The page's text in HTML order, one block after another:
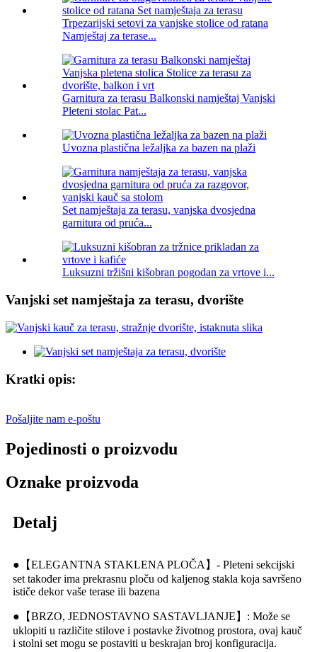
Trpezarijski setovi za vanjske stolice od ratana
Namještaj za terase...
Garnitura za terasu Balkonski namještaj Vanjski
Pleteni stolac Pat...
Uvozna plastična ležaljka za bazen na plaži
Set namještaja za terasu, vanjska dvosjedna
garnitura od pruća...
Luksuzni tržišni kišobran pogodan za vrtove i...
Vanjski set namještaja za terasu, dvorište
Kratki opis:
Pošaljite nam e-poštu
Pojedinosti o proizvodu
Oznake proizvoda
Detalj
●【ELEGANTNA STAKLENA PLOČA】- Pleteni sekcijski
set također ima prekrasnu ploču od kaljenog stakla koja savršeno
ističe dekor vaše terase ili bazena
●【BRZO, JEDNOSTAVNO SASTAVLJANJE】: Može se
uklopiti u različite stilove i postavke životnog prostora, ovaj kauč
i stolni set mogu se postaviti u beskrajan broj konfiguracija.